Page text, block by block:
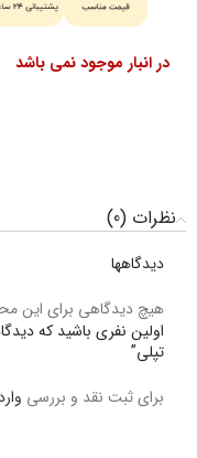
در انبار موجود نمی باشد
نظرات (0)
دیدگاهها
هیچ دیدگاهی برای این
اولین نفری باشید که
تپلی”
برای ثبت نقد و بررسی